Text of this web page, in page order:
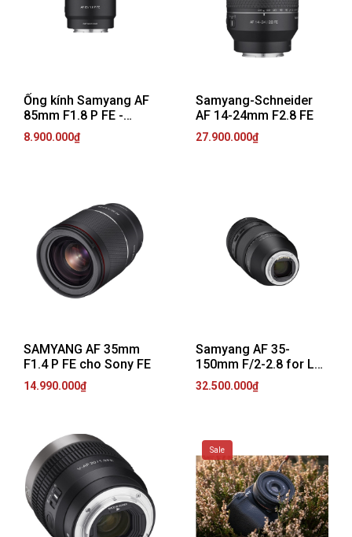
Ống kính Samyang AF
85mm F1.8 P FE -
Hoàn hảo cho Chân
dung và Khoảnh khắc
8.900.000₫
Samyang-Schneider
AF 14-24mm F2.8 FE
27.900.000₫
SAMYANG AF 35mm
F1.4 P FE cho Sony FE
14.990.000₫
Samyang AF 35-
150mm F/2-2.8 for L
Mount
32.500.000₫
Sale